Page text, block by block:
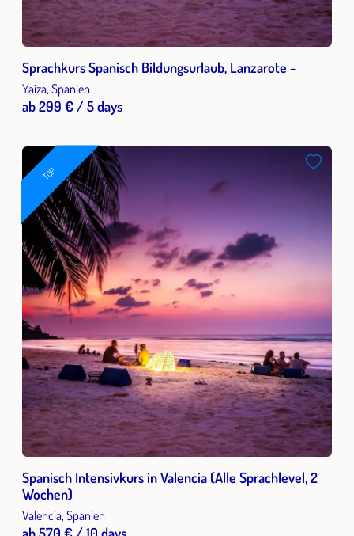
Sprachkurs Spanisch Bildungsurlaub, Lanzarote -
Yaiza, Spanien
ab 299 € / 5 days
TOP
Spanisch Intensivkurs in Valencia (Alle Sprachlevel, 2
Wochen)
Valencia, Spanien